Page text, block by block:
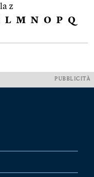
z
L M N O P Q
PUBBLICITÀ